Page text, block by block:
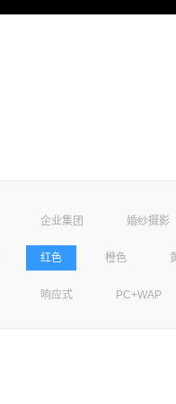
企业集团 婚纱摄影
红色 橙色
响应式 PC+WAP